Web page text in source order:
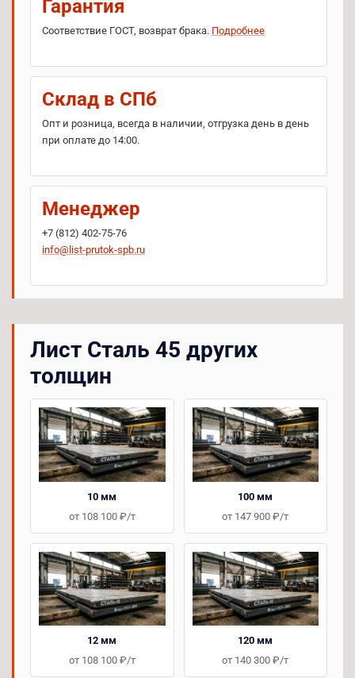
Гарантия
Соответствие ГОСТ, возврат брака. Подробнее
Склад в СПб
Опт и розница, всегда в наличии, отгрузка день в день
при оплате до 14:00.
Менеджер
+7 (812) 402-75-76
info@list-prutok-spb.ru
Лист Сталь 45 других
толщин
10 мм
от 108 100 ₽/т
100 мм
от 147 900 ₽/т
12 мм
от 108 100 ₽/т
120 мм
от 140 300 ₽/т